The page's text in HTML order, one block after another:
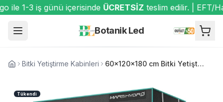
ile 1-3 iş günü içerisindeÜCRETSİZteslim edilir. | EFT/
Botanik Led
Bitki Yetiştirme Kabinleri 60x120x180 cm Bitki Yetiştirme Kabini
Tükendi